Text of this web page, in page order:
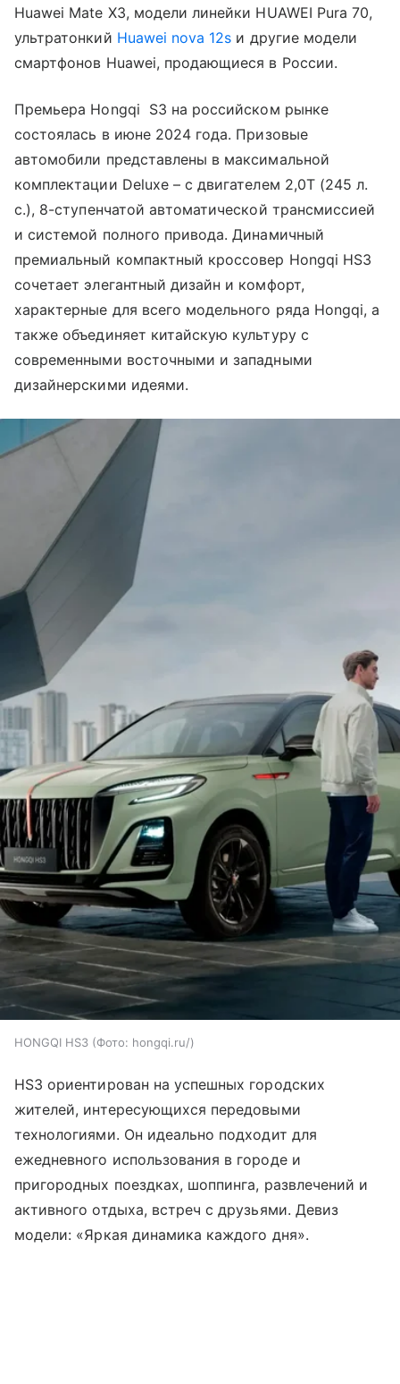
Huawei Mate X3, модели линейки HUAWEI Pura 70,
ультратонкий Huawei nova 12s и другие модели
смартфонов Huawei, продающиеся в России.
Премьера Hongqi S3 на российском рынке
состоялась в июне 2024 года. Призовые
автомобили представлены в максимальной
комплектации Deluxe – с двигателем 2,0T (245 л.
с.), 8-ступенчатой автоматической трансмиссией
и системой полного привода. Динамичный
премиальный компактный кроссовер Hongqi HS3
сочетает элегантный дизайн и комфорт,
характерные для всего модельного ряда Hongqi, а
также объединяет китайскую культуру с
современными восточными и западными
дизайнерскими идеями.
HONGQI HS3 (Фото: hongqi.ru/)
HS3 ориентирован на успешных городских
жителей, интересующихся передовыми
технологиями. Он идеально подходит для
ежедневного использования в городе и
пригородных поездках, шоппинга, развлечений и
активного отдыха, встреч с друзьями. Девиз
модели: «Яркая динамика каждого дня».